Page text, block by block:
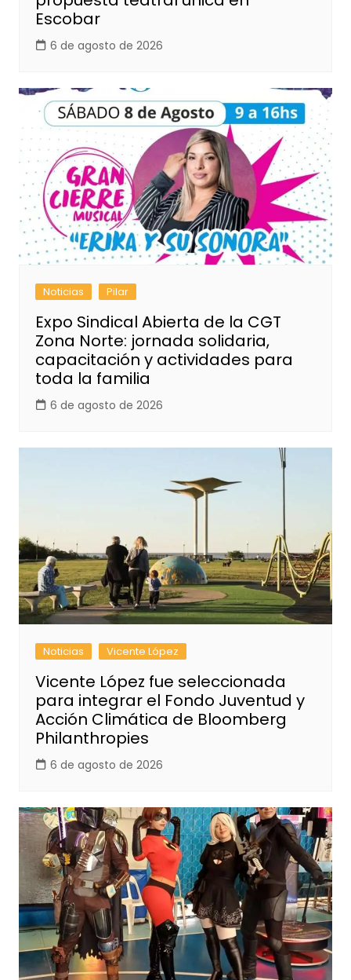
Escobar
6 de agosto de 2026
Noticias Pilar
Expo Sindical Abierta de la CGT
Zona Norte: jornada solidaria,
capacitación y actividades para
toda la familia
6 de agosto de 2026
Noticias Vicente López
Vicente López fue seleccionada
para integrar el Fondo Juventud y
Acción Climática de Bloomberg
Philanthropies
6 de agosto de 2026